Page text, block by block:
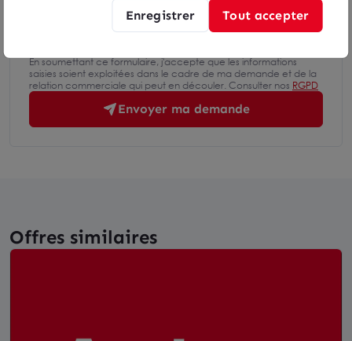
En soumettant ce formulaire, j'accepte que les informations
saisies soient exploitées dans le cadre de ma demande et de la
relation commerciale qui peut en découler. Consulter nos RGPD
Envoyer ma demande
Offres similaires
Enregistrer Tout accepter